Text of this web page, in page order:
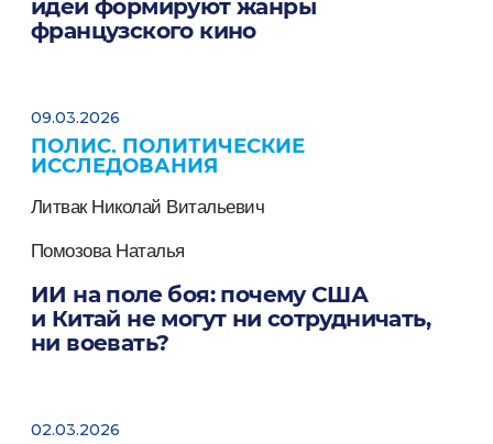
идеи формируют жанры
французского кино
09.03.2026
ПОЛИС. ПОЛИТИЧЕСКИЕ
ИССЛЕДОВАНИЯ
Литвак Николай Витальевич
Помозова Наталья
ИИ на поле боя: почему США
и Китай не могут ни сотрудничать,
ни воевать?
02.03.2026